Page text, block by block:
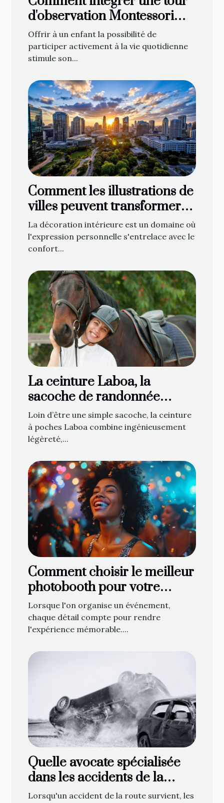
d'observation Montessori
dans votre foyer
Offrir à un enfant la possibilité de
participer activement à la vie quotidienne
stimule son...
Comment les illustrations de
villes peuvent transformer
votre décoration intérieure
La décoration intérieure est un domaine où
l'expression personnelle s'entrelace avec le
confort...
La ceinture Laboa, la
sacoche de randonnée
attendue de tous les
cavaliers !
Loin d’être une simple sacoche, la ceinture
à poches Laboa combine ingénieusement
légèreté,...
Comment choisir le meilleur
photobooth pour votre
événement
Lorsque l'on organise un événement,
chaque détail compte pour rendre
l'expérience mémorable....
Quelle avocate spécialisée
dans les accidents de la
route contacter à Gap ?
Lorsqu'un accident de la route survient, les